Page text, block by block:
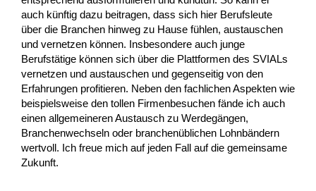
auch künftig dazu beitragen, dass sich hier Berufsleute
über die Branchen hinweg zu Hause fühlen, austauschen
und vernetzen können. Insbesondere auch junge
Berufstätige können sich über die Plattformen des SVIALs
vernetzen und austauschen und gegenseitig von den
Erfahrungen profitieren. Neben den fachlichen Aspekten wie
beispielsweise den tollen Firmenbesuchen fände ich auch
einen allgemeineren Austausch zu Werdegängen,
Branchenwechseln oder branchenüblichen Lohnbändern
wertvoll. Ich freue mich auf jeden Fall auf die gemeinsame
Zukunft.